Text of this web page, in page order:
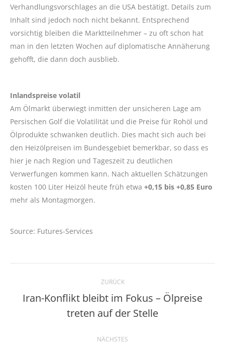
Verhandlungsvorschlages an die USA bestätigt. Details zum
Inhalt sind jedoch noch nicht bekannt. Entsprechend
vorsichtig bleiben die Marktteilnehmer – zu oft schon hat
man in den letzten Wochen auf diplomatische Annäherung
gehofft, die dann doch ausblieb.
Inlandspreise volatil
Am Ölmarkt überwiegt inmitten der unsicheren Lage am
Persischen Golf die Volatilität und die Preise für Rohöl und
Ölprodukte schwanken deutlich. Dies macht sich auch bei
den Heizölpreisen im Bundesgebiet bemerkbar, so dass es
hier je nach Region und Tageszeit zu deutlichen
Verwerfungen kommen kann. Nach aktuellen Schätzungen
kosten 100 Liter Heizöl heute früh etwa +0,15 bis +0,85 Euro
mehr als Montagmorgen.
Source: Futures-Services
Kommentarnavigation
ZURÜCK
Vorheriger
Beitrag:
Iran-Konflikt bleibt im Fokus – Ölpreise
treten auf der Stelle
NÄCHSTES